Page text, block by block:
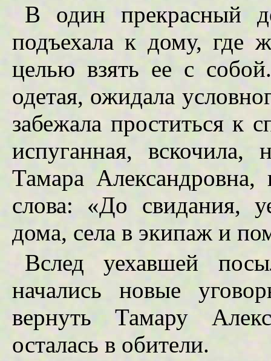
В один прекрасный
подъехала к дому, где
целью взять ее с
одетая, ожидала
забежала проститься к
испуганная, вскочила,
Тамара Александровна,
слова: «До свидания,
дома, села в экипаж и
Вслед уехавшей
начались новые
вернуть Тамару
осталась в обители.